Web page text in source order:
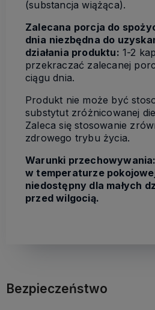
(substancja wiążąca).
Zalecana porcja do
dnia niezbędna do
działania produktu: 1-2
przekraczać zalecanej
ciągu dnia.
Produkt nie może być
substytut zróżnicowanej
Zaleca się stosowanie
zdrowego trybu życia.
Warunki
w temperaturze
niedostępny dla małych
przed wilgocią.
Bezpieczeństwo